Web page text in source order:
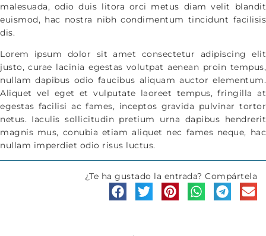
malesuada, odio duis litora orci metus diam velit blandit
euismod, hac nostra nibh condimentum tincidunt facilisis
dis.
Lorem ipsum dolor sit amet consectetur adipiscing elit
justo, curae lacinia egestas volutpat aenean proin tempus,
nullam dapibus odio faucibus aliquam auctor elementum.
Aliquet vel eget et vulputate laoreet tempus, fringilla at
egestas facilisi ac fames, inceptos gravida pulvinar tortor
netus. Iaculis sollicitudin pretium urna dapibus hendrerit
magnis mus, conubia etiam aliquet nec fames neque, hac
nullam imperdiet odio risus luctus.
¿Te ha gustado la entrada? Compártela